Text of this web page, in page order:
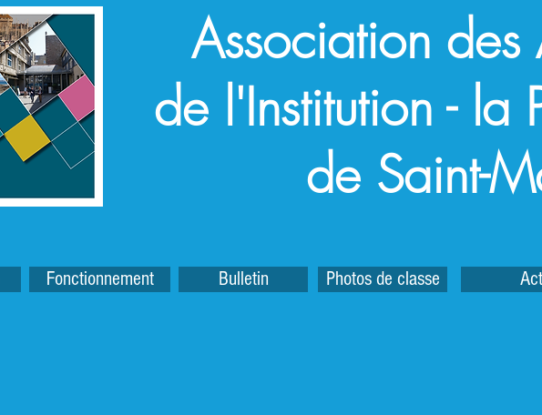
Association
de l'Institution - la
de Saint-
Fonctionnement Bulletin Photos de classe